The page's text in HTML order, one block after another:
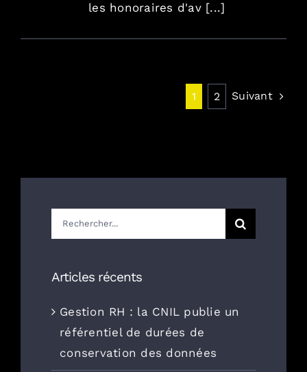
les honoraires d'av [...]
1 2 Suivant
Rechercher:
Articles récents
Gestion RH : la CNIL publie un
référentiel de durées de
conservation des données